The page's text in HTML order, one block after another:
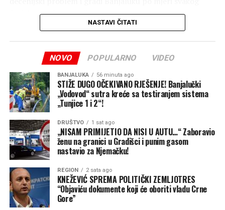
čovjeka i svake porodice.
zaključio je Stanivuković.
Nezavisne
NASTAVI ČITATI
NOVO POPULARNO VIDEO
BANJALUKA 56 minuta ago
STIŽE DUGO OČEKIVANO RJEŠENJE! Banjalučki
„Vodovod“ sutra kreće sa testiranjem sistema
„Tunjice 1 i 2“!
DRUŠTVO 1 sat ago
„NISAM PRIMIJETIO DA NISI U AUTU…“ Zaboravio
ženu na granici u Gradišci i punim gasom
nastavio za Njemačku!
REGION 2 sata ago
KNEŽEVIĆ SPREMA POLITIČKI ZEMLJOTRES
“Objaviću dokumente koji će oboriti vladu Crne
Gore”